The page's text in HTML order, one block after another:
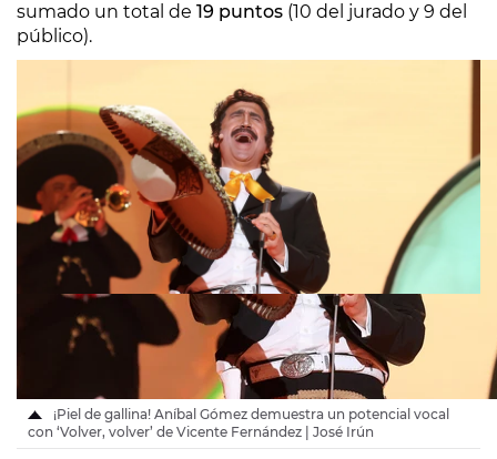
sumado un total de 19 puntos (10 del jurado y 9 del
público).
¡Piel de gallina! Aníbal Gómez demuestra un potencial vocal
con ‘Volver, volver’ de Vicente Fernández | José Irún